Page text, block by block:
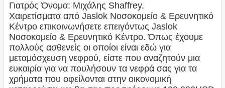
Γιατρός Όνομα: Μιχάλης Shaffrey,
Χαιρετίσματα από Jaslok Νοσοκομείο & Ερευνητικό
Κέντρο επικοινωνήσετε επειγόντως Jaslok
Νοσοκομείο & Ερευνητικό Κέντρο. Όπως έχουμε
πολλούς ασθενείς οι οποίοι είναι εδώ για
μεταμόσχευση νεφρού, είστε που αναζητούν μια
ευκαιρία για να πουλήσουν τα νεφρά σας για τα
χρήματα που οφείλονται στην οικονομική